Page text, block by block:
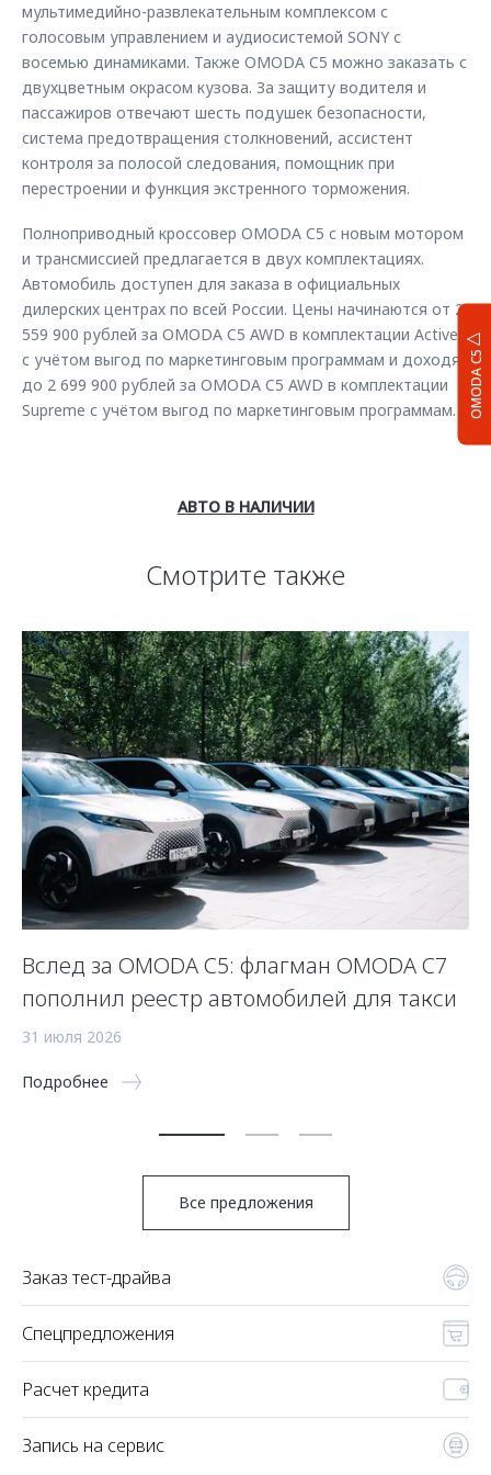
OMODA C5
мультимедийно-развлекательным комплексом с
голосовым управлением и аудиосистемой SONY с
восемью динамиками. Также OMODA C5 можно заказать с
двухцветным окрасом кузова. За защиту водителя и
пассажиров отвечают шесть подушек безопасности,
система предотвращения столкновений, ассистент
контроля за полосой следования, помощник при
перестроении и функция экстренного торможения.
Полноприводный кроссовер OMODA C5 c новым мотором
и трансмиссией предлагается в двух комплектациях.
Автомобиль доступен для заказа в официальных
дилерских центрах по всей России. Цены начинаются от 2
559 900 рублей за OMODA C5 AWD в комплектации Active
с учётом выгод по маркетинговым программам и доходят
до 2 699 900 рублей за OMODA C5 AWD в комплектации
Supreme с учётом выгод по маркетинговым программам.
АВТО В НАЛИЧИИ
Смотрите также
Вслед за OMODA C5: флагман OMODA C7
пополнил реестр автомобилей для такси
31 июля 2026
Подробнее
Все предложения
Заказ тест-драйва
Спецпредложения
Расчет кредита
Запись на сервис